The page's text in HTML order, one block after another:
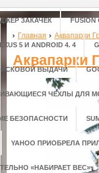
ЗАКАЧЕК
5 И ANDROID 4. 4
ВЫДАЧИ
ЧЕХЛЫ ДЛЯ
БЕЗОПАСНОСТИ
YAHOO ПРИОБРЕЛА
«НАБИРАЕТ ВЕС»
Главная Аквапарки
Аквапарки